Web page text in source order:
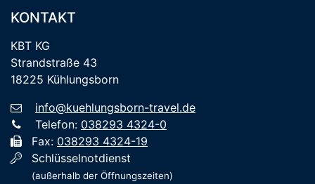
KONTAKT
KBT KG
Strandstraße 43
18225 Kühlungsborn
info@kuehlungsborn-travel.de
Telefon: 038293 4324-0
Fax: 038293 4324-19
Schlüsselnotdienst
(außerhalb der Öffnungszeiten)